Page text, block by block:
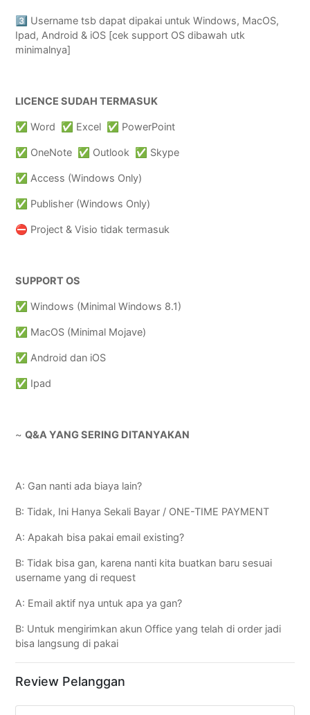
3️⃣ Username tsb dapat dipakai untuk Windows, MacOS,
Ipad, Android & iOS [cek support OS dibawah utk
minimalnya]
LICENCE SUDAH TERMASUK
✅ Word ✅ Excel ✅ PowerPoint
✅ OneNote ✅ Outlook ✅ Skype
✅ Access (Windows Only)
✅ Publisher (Windows Only)
⛔️ Project & Visio tidak termasuk
SUPPORT OS
✅ Windows (Minimal Windows 8.1)
✅ MacOS (Minimal Mojave)
✅ Android dan iOS
✅ Ipad
~Q&A YANG SERING DITANYAKAN
A: Gan nanti ada biaya lain?
B: Tidak, Ini Hanya Sekali Bayar / ONE-TIME PAYMENT
A: Apakah bisa pakai email existing?
B: Tidak bisa gan, karena nanti kita buatkan baru sesuai
username yang di request
A: Email aktif nya untuk apa ya gan?
B: Untuk mengirimkan akun Office yang telah di order jadi
bisa langsung di pakai
Review Pelanggan